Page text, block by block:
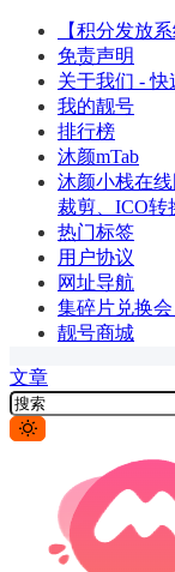
【积分发放
免责声明
关于我们 -
我的靓号
排行榜
沐颜mTab
沐颜小栈在
裁剪、ICO转
热门标签
用户协议
网址导航
集碎片兑换
靓号商城
文章